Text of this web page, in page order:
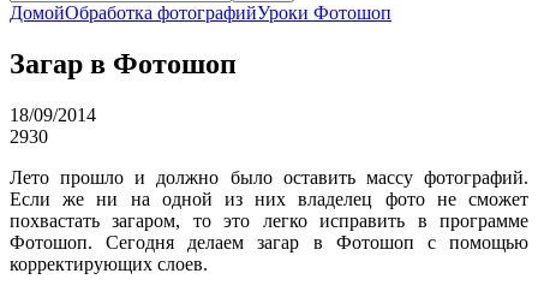
ДомойОбработка фотографийУроки Фотошоп
Загар в Фотошоп
18/09/2014
2930
Лето прошло и должно было оставить массу фотографий.
Если же ни на одной из них владелец фото не сможет
похвастать загаром, то это легко исправить в программе
Фотошоп. Сегодня делаем загар в Фотошоп с помощью
корректирующих слоев.